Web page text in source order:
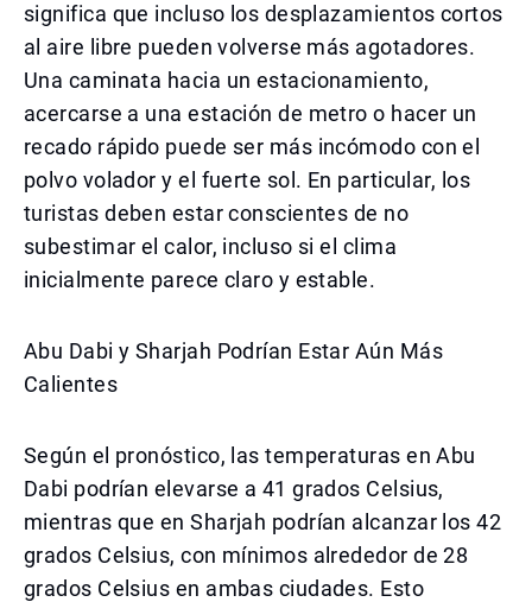
significa que incluso los desplazamientos cortos
al aire libre pueden volverse más agotadores.
Una caminata hacia un estacionamiento,
acercarse a una estación de metro o hacer un
recado rápido puede ser más incómodo con el
polvo volador y el fuerte sol. En particular, los
turistas deben estar conscientes de no
subestimar el calor, incluso si el clima
inicialmente parece claro y estable.
Abu Dabi y Sharjah Podrían Estar Aún Más
Calientes
Según el pronóstico, las temperaturas en Abu
Dabi podrían elevarse a 41 grados Celsius,
mientras que en Sharjah podrían alcanzar los 42
grados Celsius, con mínimos alrededor de 28
grados Celsius en ambas ciudades. Esto